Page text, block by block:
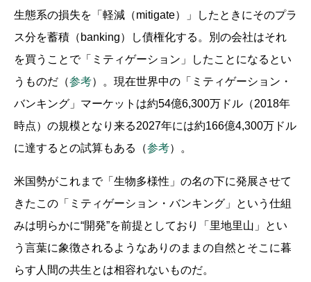
生態系の損失を「軽減（mitigate）」したときにそのプラ
ス分を蓄積（banking）し債権化する。別の会社はそれ
を買うことで「ミティゲーション」したことになるとい
うものだ（参考）。現在世界中の「ミティゲーション・
バンキング」マーケットは約54億6,300万ドル（2018年
時点）の規模となり来る2027年には約166億4,300万ドル
に達するとの試算もある（参考）。
米国勢がこれまで「生物多様性」の名の下に発展させて
きたこの「ミティゲーション・バンキング」という仕組
みは明らかに“開発”を前提としており「里地里山」とい
う言葉に象徴されるようなありのままの自然とそこに暮
らす人間の共生とは相容れないものだ。